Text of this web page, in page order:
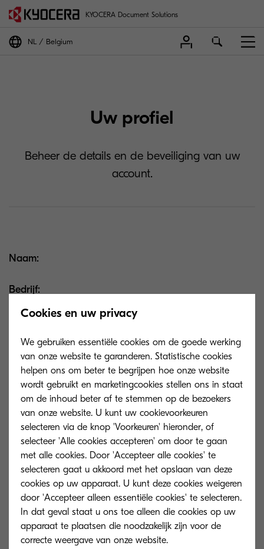
KYOCERA Document Solutions
NL Belgium
Uw profiel
Beheer de details en de beveiliging van uw
account.
Naam
Bedrijf
e-mail
Wijzig profiel
Paswoord ********
Wijzig paswoord
Cookies en uw privacy
We gebruiken essentiële cookies om de goede werking
van onze website te garanderen. Statistische cookies
helpen ons om beter te begrijpen hoe onze website
wordt gebruikt en marketingcookies stellen ons in staat
om de inhoud beter af te stemmen op de bezoekers
van onze website. U kunt uw cookievoorkeuren
selecteren via de knop 'Voorkeuren' hieronder, of
selecteer 'Alle cookies accepteren' om door te gaan
met alle cookies. Door 'Accepteer alle cookies' te
selecteren gaat u akkoord met het opslaan van deze
cookies op uw apparaat. U kunt deze cookies weigeren
door 'Accepteer alleen essentiële cookies' te selecteren.
In dat geval staat u ons toe alleen die cookies op uw
apparaat te plaatsen die noodzakelijk zijn voor de